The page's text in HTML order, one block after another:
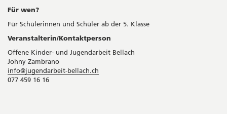
Für wen?
Für Schülerinnen und Schüler ab der 5. Klasse
Veranstalterin/Kontaktperson
Offene Kinder- und Jugendarbeit Bellach
Johny Zambrano
info@jugendarbeit-bellach.ch
077 459 16 16